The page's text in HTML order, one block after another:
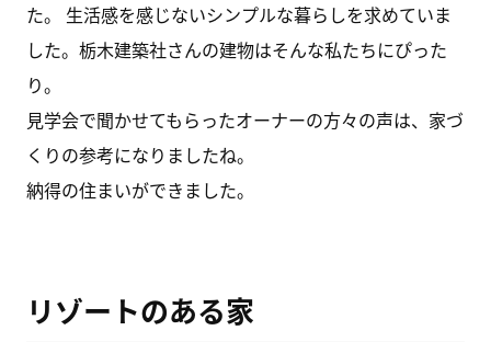
た。 生活感を感じないシンプルな暮らしを求めていま
した。栃木建築社さんの建物はそんな私たちにぴった
り。
見学会で聞かせてもらったオーナーの方々の声は、家づ
くりの参考になりましたね。
納得の住まいができました。
リゾートのある家